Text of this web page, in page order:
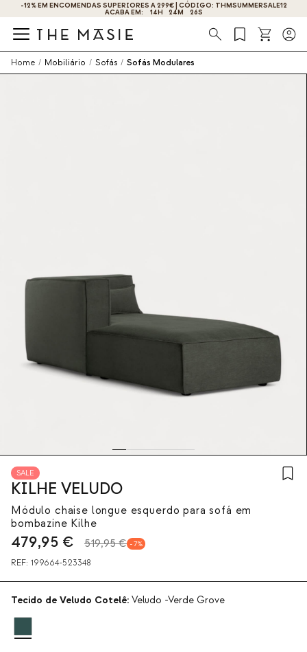
-12% EM ENCOMENDAS SUPERIORES A 299€ | CÓDIGO: THMSUMMERSALE12
ACABA EM: 14H 24M 26S
Procura
Home / Mobiliário / Sofás / Sofás Modulares
SALE
KILHE VELUDO
Módulo chaise longue esquerdo para sofá em
bombazine Kilhe
479,95 € 519,95 € 7
REF: 199664-523348
Tecido de Veludo Cotelê: Veludo -Verde Grove